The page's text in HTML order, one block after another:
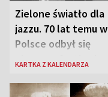
Zielone światło dla
jazzu. 70 lat temu w
Polsce odbył się
pierwszy festiwal
KARTKA Z KALENDARZA